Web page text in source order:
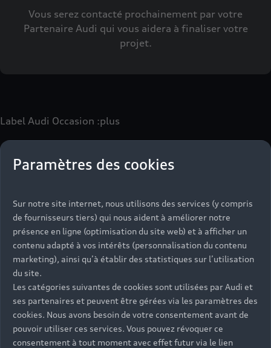
Vous serez contacté prochainement par votre
Partenaire Audi qui vous aidera à finaliser votre
projet.
Label Audi Occasion :plus
Le label Audi Occasion:plusvous permet d’acquérir un
véhicules neufs :
- Jusqu'à 130 points de contrôle spécifiques à chaque
motorisation
- Garantie jusqu’à 24 mois et kilométrage illimité
- Assistance 24/7 en France et en Europe
Découvrez également toutes nos offres d’entretien
partir de 19€/mois
Paramètres des cookies
Sur notre site internet, nous utilisons des services (y compris
de fournisseurs tiers) qui nous aident à améliorer notre
présence en ligne (optimisation du site web) et à afficher un
contenu adapté à vos intérêts (personnalisation du contenu
marketing), ainsi qu’à établir des statistiques sur l’utilisation
du site.
Les catégories suivantes de cookies sont utilisées par Audi et
ses partenaires et peuvent être gérées via les paramètres des
cookies. Nous avons besoin de votre consentement avant de
pouvoir utiliser ces services. Vous pouvez révoquer ce
consentement à tout moment avec effet futur via le lien